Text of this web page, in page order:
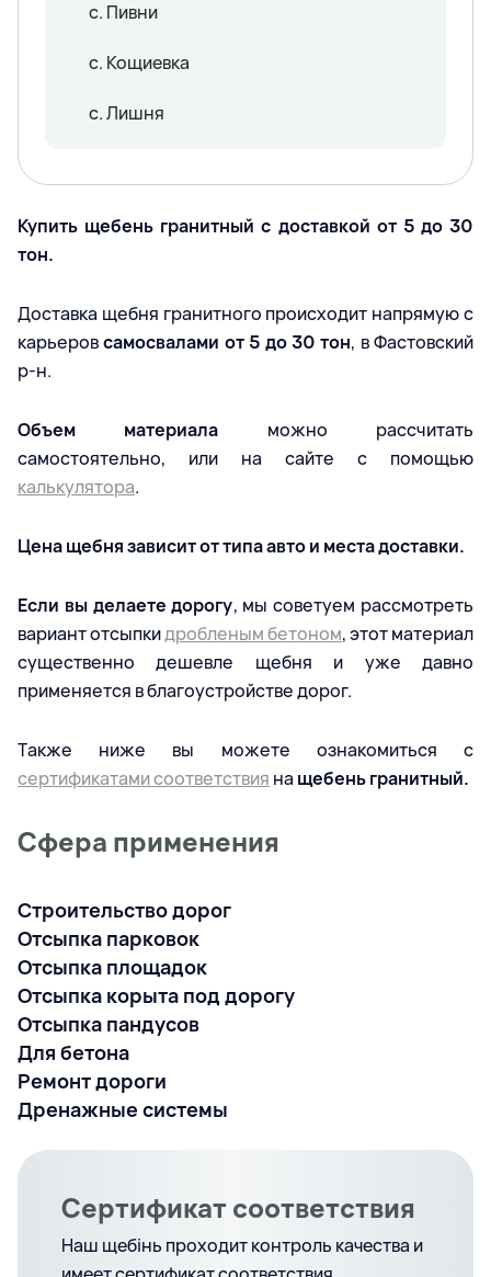
Купить щебень гранитный с доставкой от 5 до 30
тон.
Доставка щебня гранитного происходит напрямую с
карьеровсамосвалами от 5 до 30 тон, в Фастовский
р-н.
Объем материала можно рассчитать
самостоятельно, или на сайте с помощью
калькулятора.
Цена щебня зависит от типа авто и места доставки.
Если вы делаете дорогу, мы советуем рассмотреть
вариант отсыпкидробленым бетоном, этот материал
существенно дешевле щебня и уже давно
применяется в благоустройстве дорог.
Также ниже вы можете ознакомиться с
сертификатами соответствия на щебень гранитный.
Сертификат соответствия
Наш щебінь проходит контроль качества и
Сфера применения
Строительство дорог
Отсыпка парковок
Отсыпка площадок
Отсыпка корыта под дорогу
Отсыпка пандусов
Для бетона
Ремонт дороги
Дренажные системы
с. Пивни
с. Кощиевка
с. Лишня